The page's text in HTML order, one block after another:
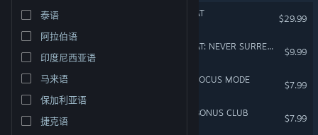
获取 Steam 手机应用
查看桌面版网站
泰语
阿拉伯语
印度尼西亚语
马来语
保加利亚语
捷克语
LES MILLS XR BODYCOMBAT
$29.99
LES MILLS XR BODYCOMBAT: NEVER SURRENDER
$9.99
LES MILLS BODYCOMBAT: FOCUS MODE
$7.99
LES MILLS BODYCOMBAT: BONUS CLUB
$7.99